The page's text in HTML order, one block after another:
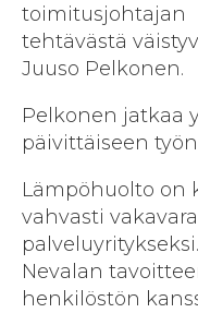
toimitusjohtajan
tehtävästä
Juuso Pelkonen.
Pelkonen jatkaa
päivittäiseen
Lämpöhuolto on
vahvasti
Nevalan
henkilöstön